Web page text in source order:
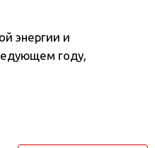
энергии и
году,